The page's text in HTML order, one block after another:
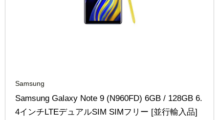
Samsung
Samsung Galaxy Note 9 (N960FD) 6GB / 128GB 6.
4インチLTEデュアルSIM SIMフリー [並行輸入品]